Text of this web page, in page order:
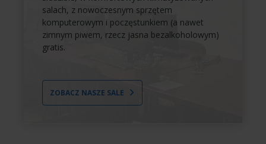
salach, z nowoczesnym sprzętem
komputerowym i poczęstunkiem (a nawet
zimnym piwem, rzecz jasna bezalkoholowym)
gratis.
ZOBACZ NASZE SALE